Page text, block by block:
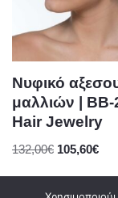
Νυφικό
μαλλιών | BB-
Hair Jewelry
132,00€ 105,60€